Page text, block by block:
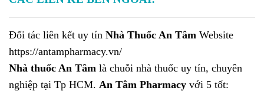
Đối tác liên kết uy tín Nhà Thuốc An Tâm Website
https://antampharmacy.vn/
Nhà thuốc An Tâm là chuỗi nhà thuốc uy tín, chuyên
nghiệp tại Tp HCM. An Tâm Pharmacy với 5 tốt: